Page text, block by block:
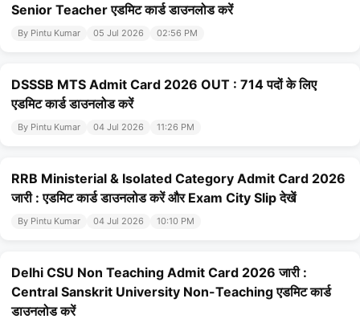
Senior Teacher एडमिट कार्ड डाउनलोड करें
By Pintu Kumar 05 Jul 2026 02:56 PM
DSSSB MTS Admit Card 2026 OUT : 714 पदों के लिए
एडमिट कार्ड डाउनलोड करें
By Pintu Kumar 04 Jul 2026 11:26 PM
RRB Ministerial & Isolated Category Admit Card 2026
जारी : एडमिट कार्ड डाउनलोड करें और Exam City Slip देखें
By Pintu Kumar 04 Jul 2026 10:10 PM
Delhi CSU Non Teaching Admit Card 2026 जारी :
Central Sanskrit University Non-Teaching एडमिट कार्ड
डाउनलोड करें